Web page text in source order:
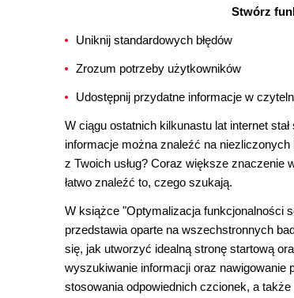
Stwórz
Uniknij standardowych błędów
Zrozum potrzeby użytkowników
Udostępnij przydatne informacje w
W ciągu ostatnich kilkunastu lat internet
informacje można znaleźć na
z Twoich usług? Coraz większe
łatwo znaleźć to, czego szukają.
W książce "Optymalizacja funkcjonalności
przedstawia oparte na wszechstronnych
się, jak utworzyć idealną stronę startową
wyszukiwanie informacji oraz nawigowanie
stosowania odpowiednich czcionek, a